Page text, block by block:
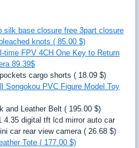
silk base closure free 3part closure
knots ( 85.00 $)
time FPV 4CH One Key to Return
89.39$
cargo shorts ( 18.09 $)
Songokou PVC Figure Model Toy
and Leather Belt ( 195.00 $)
digital tft lcd mirror auto car
car rear view camera ( 26.68 $)
Tote ( 177.00 $)